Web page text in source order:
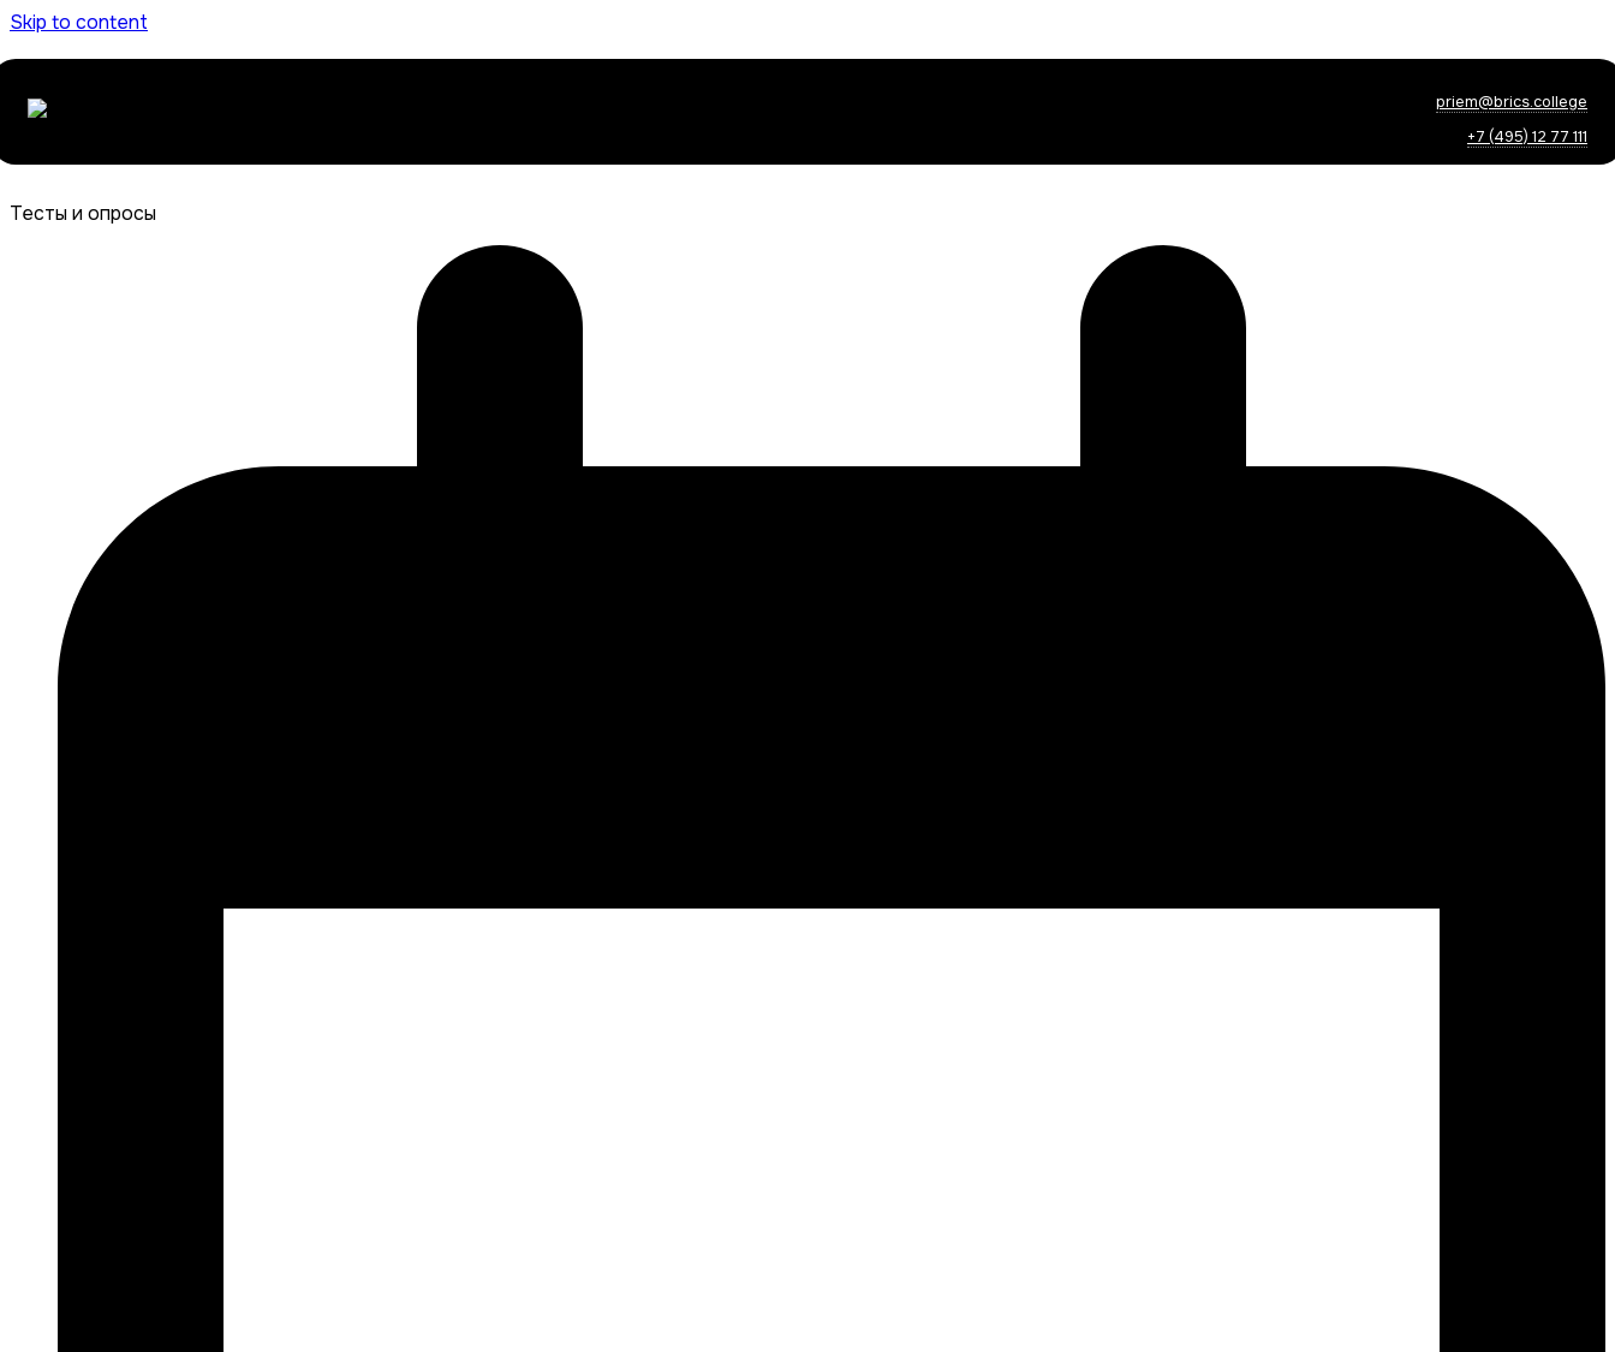
Skip to content
priem@brics.college
+7 (495) 12 77 111
Тесты и опросы